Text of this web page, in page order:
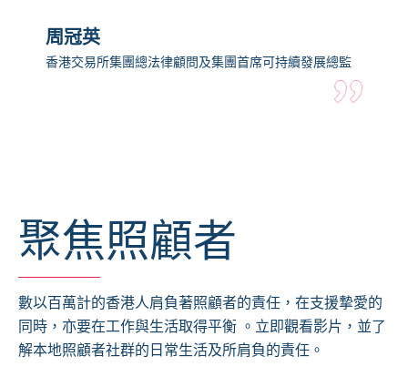
周冠英
香港交易所集團總法律顧問及集團首席可持續發展總監
聚焦照顧者
數以百萬計的香港人肩負著照顧者的責任，在支援摯愛的
同時，亦要在工作與生活取得平衡 。立即觀看影片，並了
解本地照顧者社群的日常生活及所肩負的責任。